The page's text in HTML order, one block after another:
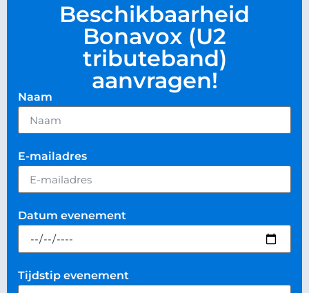
Beschikbaarheid
Bonavox (U2
tributeband)
aanvragen!
Naam
E-mailadres
Datum evenement
Tijdstip evenement